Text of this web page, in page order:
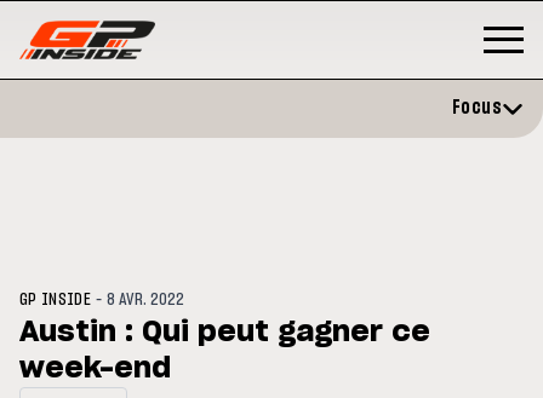
Focus
GP INSIDE -8 AVR. 2022
Austin : Qui peut gagner ce
week-end